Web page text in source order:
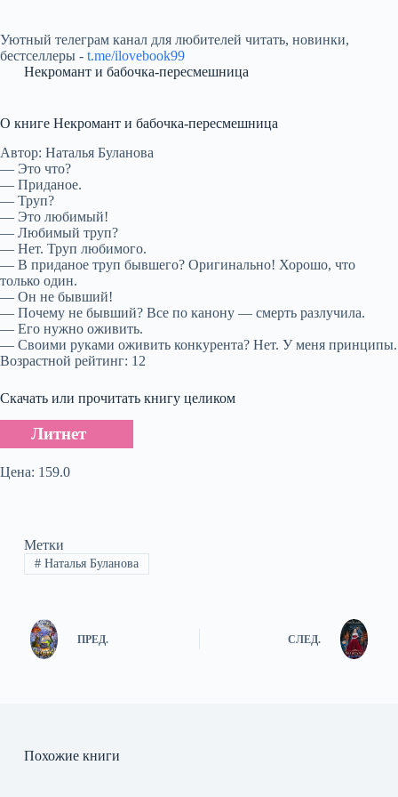
Уютный телеграм канал для любителей читать, новинки,
бестселлеры - t.me/ilovebook99
Некромант и бабочка-пересмешница
О книге Некромант и бабочка-пересмешница
Автор: Наталья Буланова
— Это что?
— Приданое.
— Труп?
— Это любимый!
— Любимый труп?
— Нет. Труп любимого.
— В приданое труп бывшего? Оригинально! Хорошо, что
только один.
— Он не бывший!
— Почему не бывший? Все по канону — смерть разлучила.
— Его нужно оживить.
— Своими руками оживить конкурента? Нет. У меня принципы.
Возрастной рейтинг: 12
Скачать или прочитать книгу целиком
Литнет
Цена: 159.0
Метки
#Наталья Буланова
ПРЕД. СЛЕД.
Похожие книги